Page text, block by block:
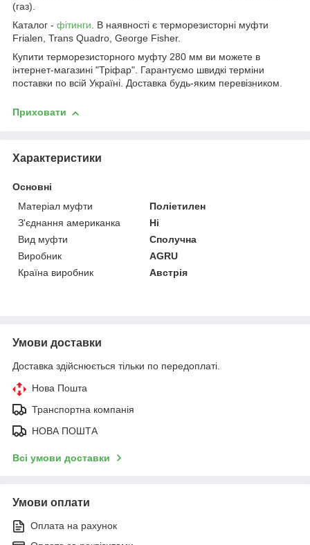
(газ).
Каталог - фітинги. В наявності є терморезисторні муфти
Frialen, Trans Quadro, George Fisher.
Купити терморезисторного муфту 280 мм ви можете в
інтернет-магазині "Тріфар". Гарантуємо швидкі терміни
поставки по всій Україні. Доставка будь-яким перевізником.
Приховати
Характеристики
Основні
Матеріал муфти
Поліетилен
З'єднання американка
Ні
Вид муфти
Сполучна
Виробник
AGRU
Країна виробник
Австрія
Умови доставки
Доставка здійснюється тільки по передоплаті.
Нова Пошта
Транспортна компанія
НОВА ПОШТА
Всі умови доставки
Умови оплати
Оплата на рахунок